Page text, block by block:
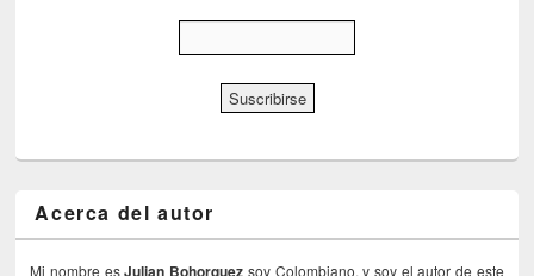
Acerca del autor
Mi nombre esJulian Bohorquez soy Colombiano, y soy el autor de este